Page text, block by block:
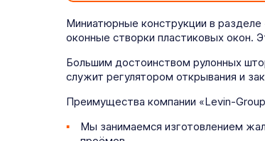
Миниатюрные конструкции в
оконные створки пластиковых окон.
Большим достоинством рулонных
служит регулятором открывания и
Преимущества компании «Levin-
Мы занимаемся изготовлением